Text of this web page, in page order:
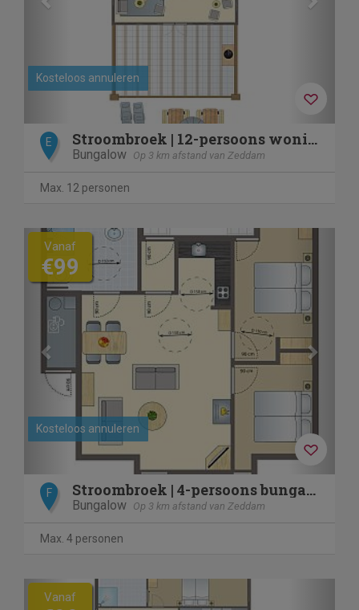
Kosteloos annuleren
E Stroombroek | 12-persoons woning culinair | 12ELF
Bungalow Op 3 km afstand van Zeddam
Max. 12 personen
Previous Next
Kosteloos annuleren
Vanaf
€99
F Stroombroek | 4-persoons bungalow - Extra toegankelijk | 4BT
Bungalow Op 3 km afstand van Zeddam
Max. 4 personen
Previous
Vanaf